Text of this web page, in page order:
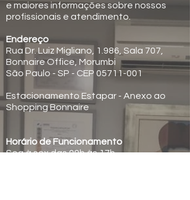
e maiores informações sobre nossos
profissionais e atendimento.
Endereço
Rua Dr. Luiz Migliano, 1.986, Sala 707,
Bonnaire Office, Morumbi
São Paulo - SP - CEP 05711-001
Estacionamento Estapar - Anexo ao
Shopping Bonnaire
Horário de Funcionamento
Seg à sex das 09h às 17h